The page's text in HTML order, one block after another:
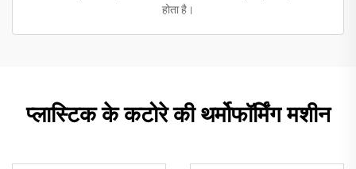
होता है।
प्लास्टिक के कटोरे की थर्मोफॉर्मिंग मशीन